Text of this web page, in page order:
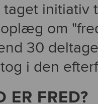
taget initiativ
om
30
i den
ER FRED?